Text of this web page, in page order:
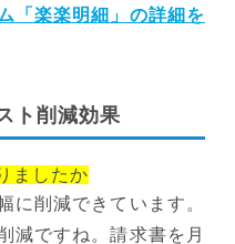
「楽楽明細」の詳細を
ト削減効果
ましたか
に削減できています。
減ですね。請求書を月